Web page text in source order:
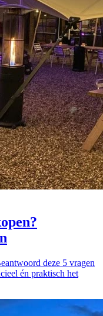
deze 5 vragen
én praktisch het